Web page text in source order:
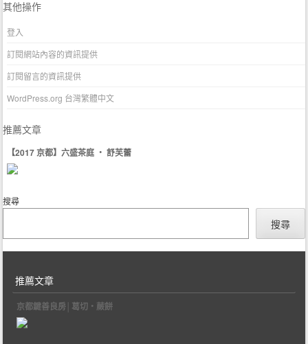
其他操作
登入
訂閱網站內容的資訊提供
訂閱留言的資訊提供
WordPress.org 台灣繁體中文
推薦文章
【2017 京都】六盛茶庭 ‧ 舒芙蕾
搜尋
搜尋
推薦文章
京都鍵善良房│葛切‧蕨餅